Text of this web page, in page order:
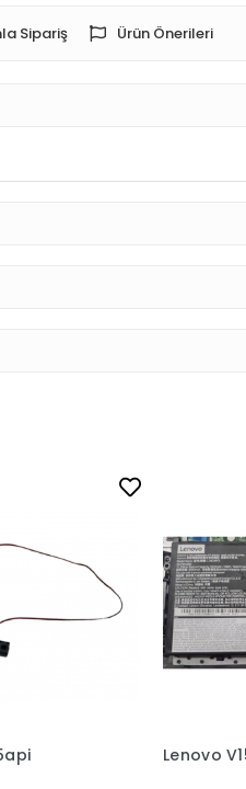
Sipariş Ürün Önerileri
Lenovo